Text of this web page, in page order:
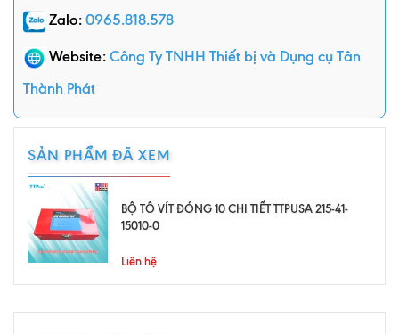
Zalo: 0965.818.578
Website: Công Ty TNHH Thiết bị và Dụng cụ Tân
Thành Phát
SẢN PHẨM ĐÃ XEM
BỘ TÔ VÍT ĐÓNG 10 CHI TIẾT TTPUSA 215-41-
15010-0
Liên hệ